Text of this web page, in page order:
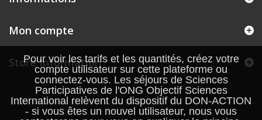
Pour voir les tarifs et les quantités, créez votre
compte utilisateur sur cette plateforme ou
connectez-vous. Les séjours de Sciences
Participatives de l'ONG Objectif Sciences
International relèvent du dispositif du DON-ACTION
- si vous êtes un nouvel utilisateur, nous vous
© 2026 - Ecommerce software by PrestaShop™
Mon compte
Store Information